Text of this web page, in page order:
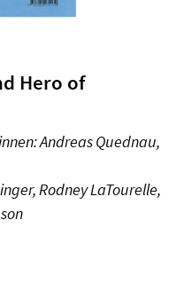
Hero of
Andreas Quednau,
Rodney LaTourelle,